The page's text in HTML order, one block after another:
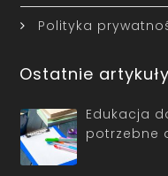
Polityka
Ostatnie artykuły
Edukacja
potrzebne